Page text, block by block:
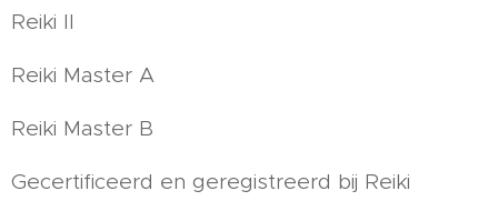
Reiki II
Reiki Master A
Reiki Master B
Gecertificeerd en geregistreerd bij Reiki